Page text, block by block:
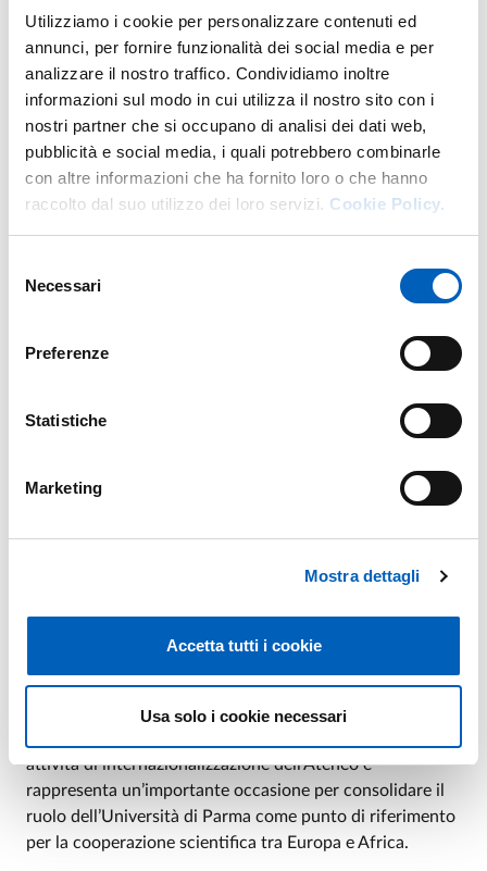
Utilizziamo i cookie per personalizzare contenuti ed
annunci, per fornire funzionalità dei social media e per
analizzare il nostro traffico. Condividiamo inoltre
informazioni sul modo in cui utilizza il nostro sito con i
nostri partner che si occupano di analisi dei dati web,
pubblicità e social media, i quali potrebbero combinarle
con altre informazioni che ha fornito loro o che hanno
raccolto dal suo utilizzo dei loro servizi. Cookie Policy.
delNecessari
Preferenze
Statistiche
Marketing
Mostra dettagli
Accetta tutti i cookie
Usa solo i cookie necessari
principali linee di ricerca sviluppate dai gruppi coinvolti.
Sono inoltre previsti momenti di lavoro collaborativo
finalizzati all’individuazione di aree di convergenza
scientifica e alla progettazione di future attività di ricerca
congiunte e collaborazioni internazionali, con particolare
attenzione ai programmi di dottorato.
dell’Ordine degli Psicologi dell’Emilia-Romagna, che
interverrà per sottolineare il valore dell’iniziativa nel
riflessione condivisa sulla formazione delle future
generazioni di psicologhe e psicologi in contesti sociali in
Martina
, Presidenti dei corsi di laurea in Psicologia
dell’Università di Parma, insieme ad
sviluppo di nuove forme di cooperazione accademica tra
le istituzioni coinvolte, con particolare attenzione allo
scambio di competenze didattiche, alla co-supervisione
attività di internazionalizzazione dell’Ateneo e
rappresenta un’importante occasione per consolidare il
ruolo dell’Università di Parma come punto di riferimento
per la cooperazione scientifica tra Europa e Africa.